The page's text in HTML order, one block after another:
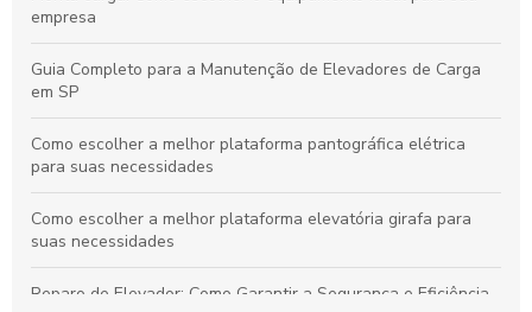
empresa
Guia Completo para a Manutenção de Elevadores de Carga
em SP
Como escolher a melhor plataforma pantográfica elétrica
para suas necessidades
Como escolher a melhor plataforma elevatória girafa para
suas necessidades
Reparo de Elevador: Como Garantir a Segurança e Eficiência